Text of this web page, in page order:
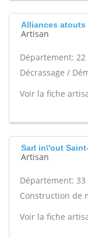
Alliances atouts
Artisan
Département: 22
Décrassage /
Voir la fiche
Sarl in\'out
Artisan
Département: 33
Construction de
Voir la fiche